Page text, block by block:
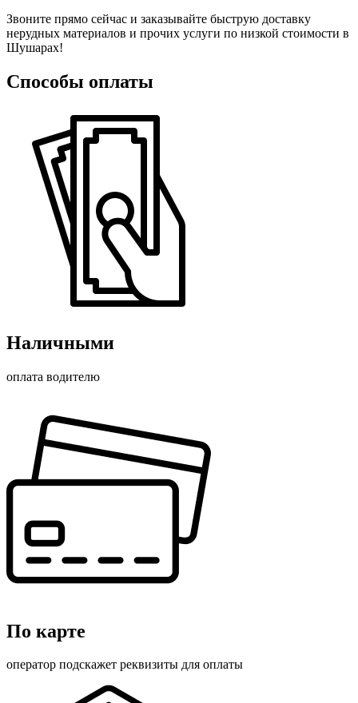
Звоните прямо сейчас и заказывайте быструю доставку
нерудных материалов и прочих услуги по низкой стоимости в
Шушарах!
Способы оплаты
Наличными
оплата водителю
По карте
оператор подскажет реквизиты для оплаты